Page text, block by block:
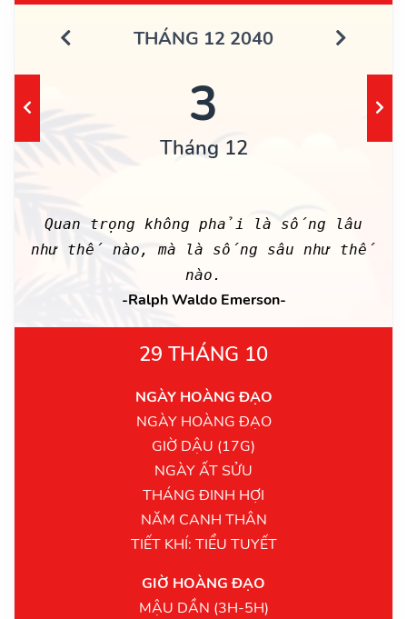
THÁNG 12 2040
3
Tháng 12
Quan trọng không phải là sống lâu
như thế nào, mà là sống sâu như thế
nào.
-Ralph Waldo Emerson-
29 THÁNG 10
NGÀY HOÀNG ĐẠO
NGÀY HOÀNG ĐẠO
GIỜ DẬU (17G)
NGÀY ẤT SỬU
THÁNG ĐINH HỢI
NĂM CANH THÂN
TIẾT KHÍ: TIỂU TUYẾT
GIỜ HOÀNG ĐẠO
MẬU DẦN (3H-5H)